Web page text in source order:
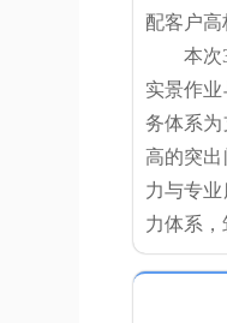
配客户高
本次
实景作
务体系
高的突
力与专
力体系，